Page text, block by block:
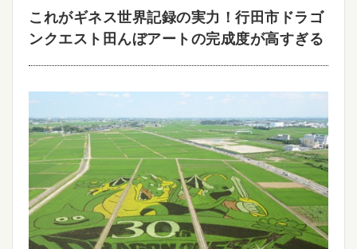
行政 まとめ！
地域から探す
運営団体 ライター
これがギネス世界記録の実力！行田市ドラゴ
ンクエスト田んぼアートの完成度が高すぎる